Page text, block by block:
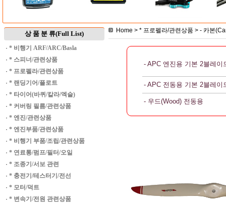
상 품 분 류(Full List)
· * 비행기 ARF/ARC/Basla
· * 스피너/관련상품
· * 프로펠라/관련상품
· * 랜딩기어/플로트
· * 타이어(바퀴/칼라/엑슬)
· * 커버링 필름/관련상품
· * 엔진/관련상품
· * 엔진부품/관련상품
· * 비행기 부품/조립/관련상품
· * 연료통/펌프/필터/오일
· * 조종기/서보 관련
· * 충전기/테스터기/전선
· * 모터/덕트
· * 변속기/전원 관련상품
Home > * 프로펠라/관련상품 > - 카본
- APC 엔진용 기본 2블레이
- APC 전동용 기본 2블레이
- 우드(Wood) 전동용